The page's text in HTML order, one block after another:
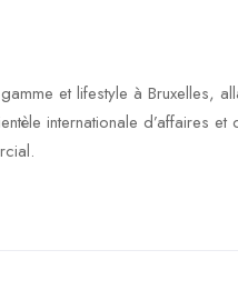
et lifestyle à Bruxelles,
internationale d’affaires et